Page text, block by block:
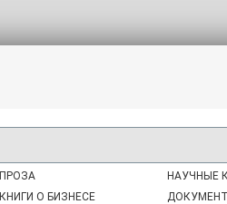
ПРОЗА
КНИГИ О БИЗНЕСЕ
НАУЧНЫЕ